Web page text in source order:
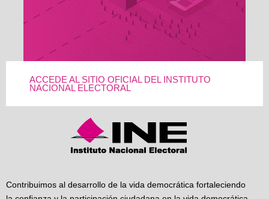
ACCEDE AL SITIO OFICIAL DEL INSTITUTO
NACIONAL ELECTORAL
Contribuimos al desarrollo de la vida democrática fortaleciendo